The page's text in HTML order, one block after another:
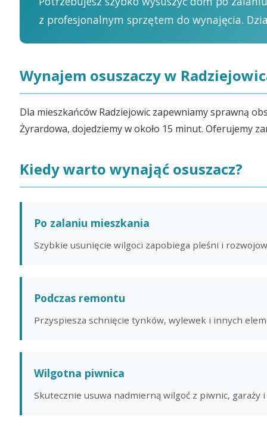
z profesjonalnym sprzętem do wynajęcia.
Wynajem osuszaczy w
Dla mieszkańców Radziejowic zapewniamy sprawną
Żyrardowa, dojedziemy w około 15 minut. Oferujemy
Kiedy warto wynająć osuszacz?
Po zalaniu mieszkania
Szybkie usunięcie wilgoci zapobiega pleśni i
Podczas remontu
Przyspiesza schnięcie tynków, wylewek i innych
Wilgotna piwnica
Skutecznie usuwa nadmierną wilgoć z piwnic, garaży